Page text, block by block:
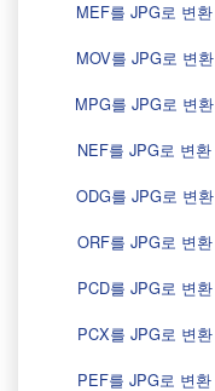
MEF를 JPG로 변환
MOV를 JPG로 변환
MPG를 JPG로 변환
NEF를 JPG로 변환
ODG를 JPG로 변환
ORF를 JPG로 변환
PCD를 JPG로 변환
PCX를 JPG로 변환
PEF를 JPG로 변환